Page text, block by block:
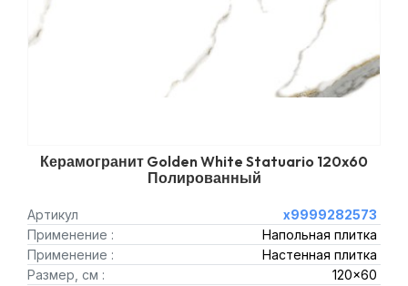
Керамогранит Golden White Statuario 120x60
Полированный
Артикул
х9999282573
Применение :
Напольная плитка
Применение :
Настенная плитка
Размер, см :
120x60